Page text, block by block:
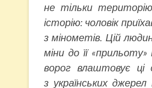
не тільки
історію: чоловік
з мінометів. Цій
міни до її
ворог влаштовує ці
з українських